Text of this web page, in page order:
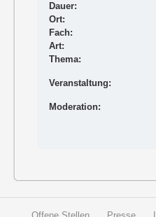
Dauer:
Ort:
Fach:
Art:
Thema:
Veranstaltung:
Moderation: